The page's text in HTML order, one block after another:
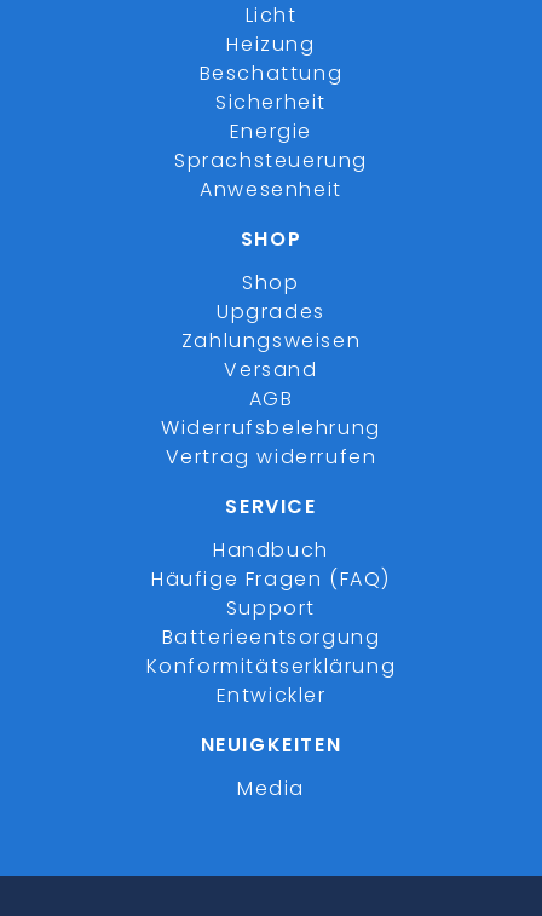
Licht
Heizung
Beschattung
Sicherheit
Energie
Sprachsteuerung
Anwesenheit
SHOP
Shop
Upgrades
Zahlungsweisen
Versand
AGB
Widerrufsbelehrung
Vertrag widerrufen
SERVICE
Handbuch
Häufige Fragen (FAQ)
Support
Batterieentsorgung
Konformitätserklärung
Entwickler
NEUIGKEITEN
Media